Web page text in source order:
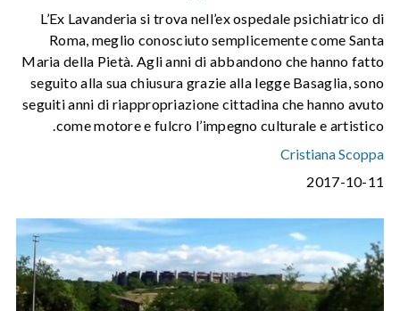
L’Ex Lavanderia si trova nell’ex ospedale psichiatrico di
Roma, meglio conosciuto semplicemente come Santa
Maria della Pietà. Agli anni di abbandono che hanno fatto
seguito alla sua chiusura grazie alla legge Basaglia, sono
seguiti anni di riappropriazione cittadina che hanno avuto
come motore e fulcro l’impegno culturale e artistico.
Cristiana Scoppa
2017-10-11